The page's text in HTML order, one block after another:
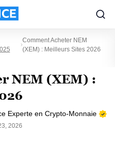
Comment Acheter NEM
(XEM) : Meilleurs Sites 2026
NEM (XEM) :
Experte en Crypto-Monnaie
2026